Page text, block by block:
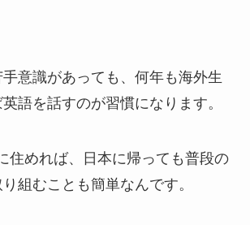
意識があっても、何年も海外生
語を話すのが習慣になります。
住めれば、日本に帰っても普段の
組むことも簡単なんです。